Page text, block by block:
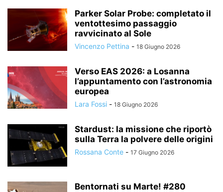
Parker Solar Probe: completato il
ventottesimo passaggio
ravvicinato al Sole
Vincenzo Pettina - 18 Giugno 2026
Verso EAS 2026: a Losanna
l’appuntamento con l’astronomia
europea
Lara Fossi - 18 Giugno 2026
Stardust: la missione che riportò
sulla Terra la polvere delle origini
Rossana Conte - 17 Giugno 2026
Bentornati su Marte! #280